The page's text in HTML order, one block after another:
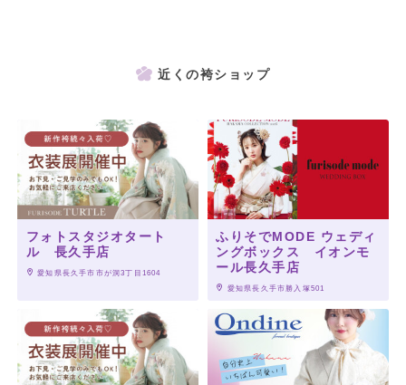
近くの袴ショップ
フォトスタジオタート
ル 長久手店
愛知県長久手市市が洞3丁目1604
ふりそでMODE ウェディ
ングボックス イオンモ
ール長久手店
愛知県長久手市勝入塚501